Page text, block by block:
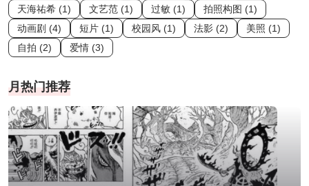
天海祐希 (1)
文艺范 (1) 过敏 (1)
拍照构图 (1)
动画剧 (4)
短片 (1) 校园风 (1) 法影 (2)
美照 (1)
自拍 (2)
爱情 (3)
月热门推荐